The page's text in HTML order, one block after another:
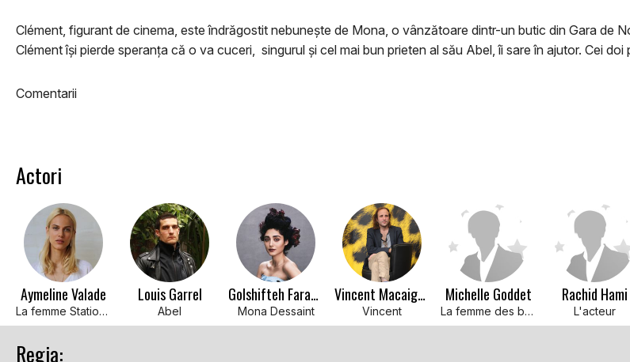
Clément, figurant de cinema, este îndrăgostit nebuneşte de Mona, o vânzătoare dintr-un butic din Gara de
Clément îşi pierde speranţa că o va cuceri, singurul şi cel mai bun prieten al său Abel, îi sare în ajutor. Cei
Comentarii
Actori
Aymeline Valade
La femme Station Service
Louis Garrel
Abel
Golshifteh Farahani
Mona Dessaint
Vincent Macaigne
Vincent
Michelle Goddet
La femme des bains douches
Rachid Hami
L'acteur
Regia: